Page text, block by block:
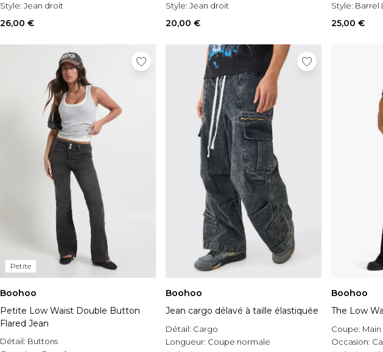
Style: Jean droit
26,00 €
Style: Jean droit
20,00 €
Style: Barrel
25,00 €
Petite
Boohoo
Petite Low Waist Double Button
Flared Jean
Détail: Buttons
Boohoo
Jean cargo délavé à taille élastiquée
Détail: Cargo
Longueur: Coupe normale
Boohoo
The Low
Coupe: Main
Occasion: